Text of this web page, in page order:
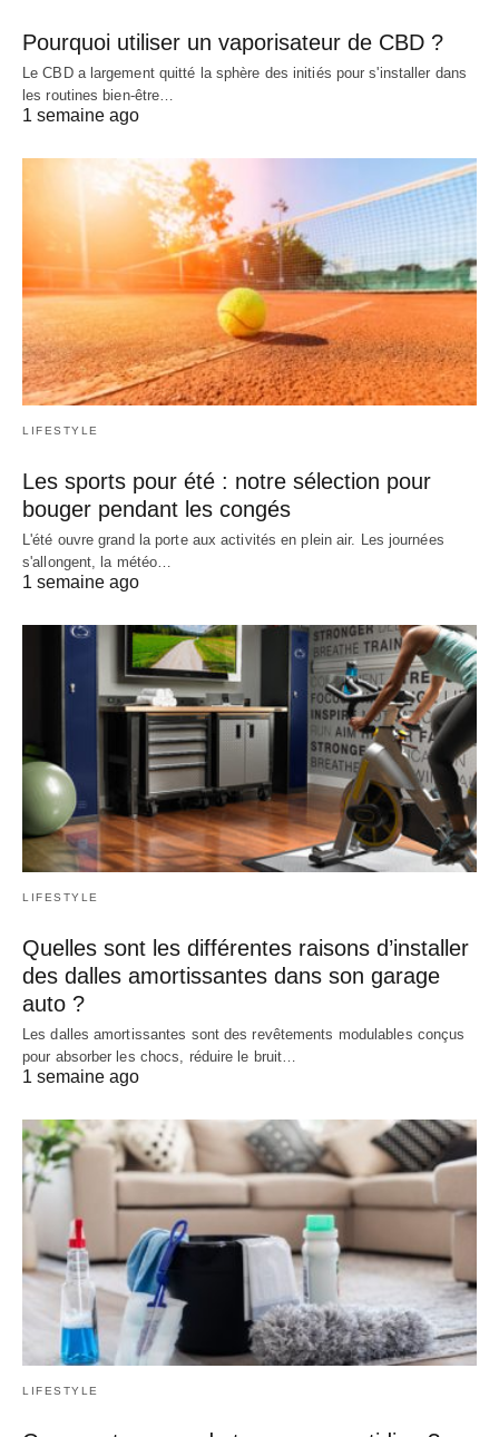
Pourquoi utiliser un vaporisateur de CBD ?
Le CBD a largement quitté la sphère des initiés pour s'installer dans
les routines bien-être…
1 semaine ago
LIFESTYLE
Les sports pour été : notre sélection pour
bouger pendant les congés
L'été ouvre grand la porte aux activités en plein air. Les journées
s'allongent, la météo…
1 semaine ago
LIFESTYLE
Quelles sont les différentes raisons d’installer
des dalles amortissantes dans son garage
auto ?
Les dalles amortissantes sont des revêtements modulables conçus
pour absorber les chocs, réduire le bruit…
1 semaine ago
LIFESTYLE